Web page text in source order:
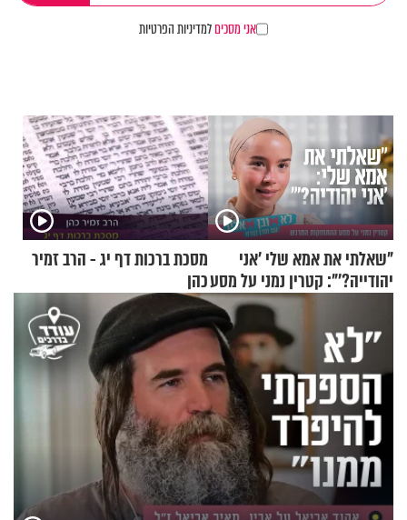
אני מסכיםלמדיניות הפרטיות
"שאלתי את אמא שלי 'אני
יהודייה?'": קטרין נמני על מסע
ההתחזקות המרגש
מסכת ברכות דף יג - הרב זמיר
כהן